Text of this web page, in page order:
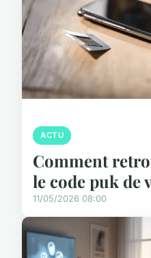
ACTU
Comment
le code puk de
11/05/2026 08:00